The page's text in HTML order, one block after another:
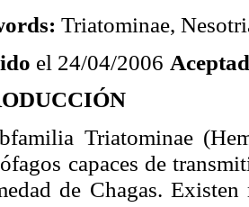
Triatominae,
el 24/04/2006
Triatominae
capaces de
de Chagas. Existen